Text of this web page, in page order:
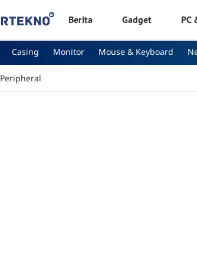
Berita Gadget PC
Casing Monitor Mouse & Keyboard
Peripheral